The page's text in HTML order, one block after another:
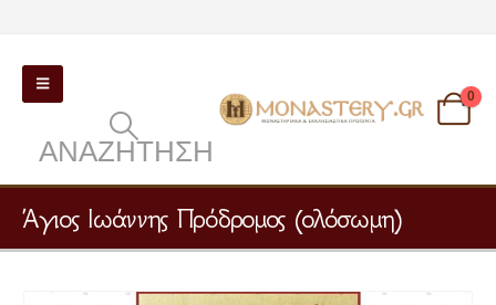
ΑΝΑΖΉΤΗΣΗ
0
Άγιος Ιωάννης Πρόδρομος (ολόσωμη)